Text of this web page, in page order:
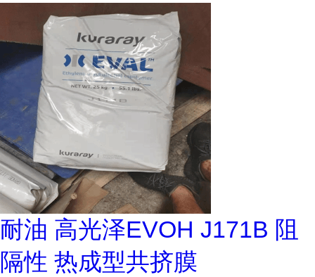
耐油 高光泽EVOH J171B 阻
隔性 热成型共挤膜